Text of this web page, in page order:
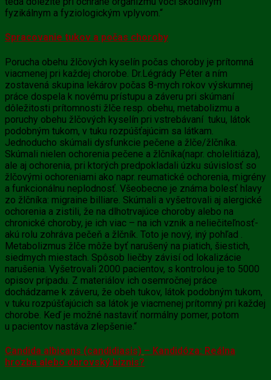
fyzikálnym a fyziologickým vplyvom.“
Spracovanie tukov a počas choroby
Porucha obehu žlčových kyselín počas choroby je prítomná
viacmenej pri každej chorobe. Dr.Légrády Péter a ním
zostavená skupina lekárov počas 8-mych rokov výskumnej
práce dospela k novému prístupu a záveru pri skúmaní
dôležitosti prítomnosti žlče resp. obehu, metabolizmu a
poruchy obehu žlčových kyselín pri vstrebávaní tuku, látok
podobným tukom, v tuku rozpúšťajúcim sa látkam.
Jednoducho skúmali dysfunkcie pečene a žlče/žlčníka.
Skúmali nielen ochorenia pečene a žlčníka(napr. cholelitiáza),
ale aj ochorenia, pri ktorých predpokladali úzku súvislosť so
žlčovými ochoreniami ako napr. reumatické ochorenia, migrény
a funkcionálnu neplodnosť. Všeobecne je známa bolesť hlavy
zo žlčníka: migraine billiare. Skúmali a vyšetrovali aj alergické
ochorenia a zistili, že na dlhotrvajúce choroby alebo na
chronické choroby, je ich viac – na ich vznik a neliečiteľnosť-
akú rolu zohráva pečeň a žlčník. Toto je nový, iný pohľad .
Metabolizmus žlče môže byť narušený na piatich, šiestich,
siedmych miestach. Spôsob liečby závisí od lokalizácie
narušenia. Vyšetrovali 2000 pacientov, s kontrolou je to 5000
opisov prípadu. Z materiálov ich osemročnej práce
dochádzame k záveru, že obeh tukov, látok podobným tukom,
v tuku rozpúšťajúcich sa látok je viacmenej prítomný pri každej
chorobe. Keď je možné nastaviť normálny pomer, potom
u pacientov nastáva zlepšenie.“
Candida albicans (candidiasis) – Kandidóza: Reálna
hrozba alebo obrovský biznis?